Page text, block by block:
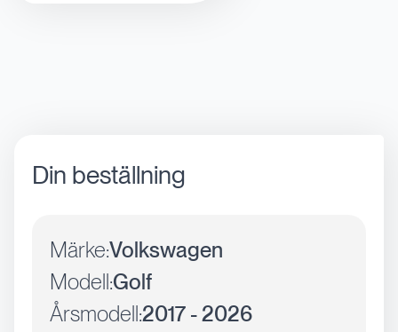
Din beställning
Märke:Volkswagen
Modell:Golf
Årsmodell:2017 - 2026